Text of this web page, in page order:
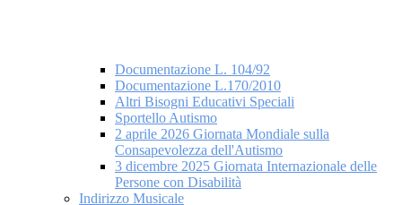
Documentazione L. 104/92
Documentazione L.170/2010
Altri Bisogni Educativi Speciali
Sportello Autismo
2 aprile 2026 Giornata Mondiale sulla
Consapevolezza dell'Autismo
3 dicembre 2025 Giornata Internazionale delle
Persone con Disabilità
Indirizzo Musicale